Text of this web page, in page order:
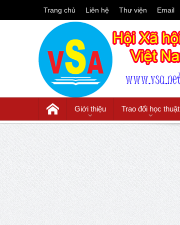
Trang chủ Liên hệ Thư viện Email
Giới thiệu Trao đổi học thuật